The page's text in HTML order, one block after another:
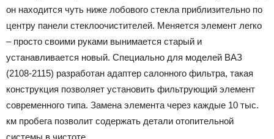
он находится чуть ниже лобового стекла приблизительно по
центру панели стеклоочистителей. Меняется элемент легко
– просто своими руками вынимается старый и
устанавливается новый. Специально для моделей ВАЗ
(2108-2115) разработан адаптер салонного фильтра, такая
конструкция позволяет установить фильтрующий элемент
современного типа. Замена элемента через каждые 10 тыс.
км пробега позволит содержать детали отопительной